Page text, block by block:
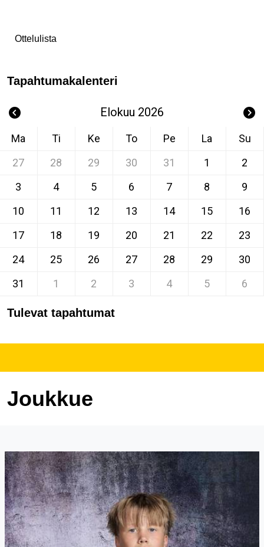
Ottelulista
Tapahtumakalenteri
Elokuu 2026
Ma Ti Ke To Pe La
Su
27
28 29 30 31 1
2
3
4 5 6 7 8
9
10
11 12 13 14 15
16
17
18 19 20 21 22
23
24
25 26 27 28 29
30
31
1 2 3 4 5 6
Tulevat tapahtumat
Joukkue